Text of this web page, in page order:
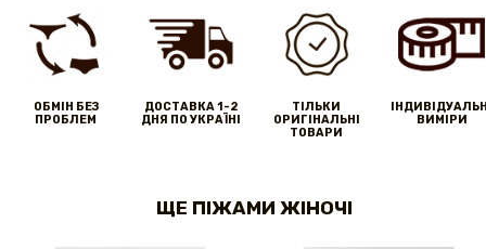
ОБМІН БЕЗ
ПРОБЛЕМ
ДОСТАВКА 1-2
ДНЯ ПО УКРАЇНІ
ТІЛЬКИ
ОРИГІНАЛЬНІ
ТОВАРИ
ВИМІРИ
ЩЕ ПІЖАМИ ЖІНОЧІ